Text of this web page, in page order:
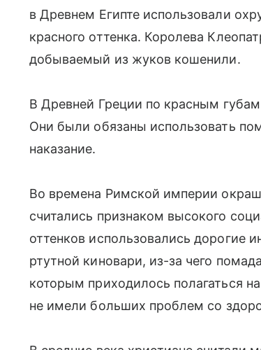
в Древнем Египте использовали
красного оттенка. Королева
добываемый из жуков кошенили.
В Древней Греции по красным
Они были обязаны использовать
наказание.
Во времена Римской империи
считались признаком высокого
оттенков использовались дорогие
ртутной киновари, из-за чего
которым приходилось полагаться
не имели больших проблем со